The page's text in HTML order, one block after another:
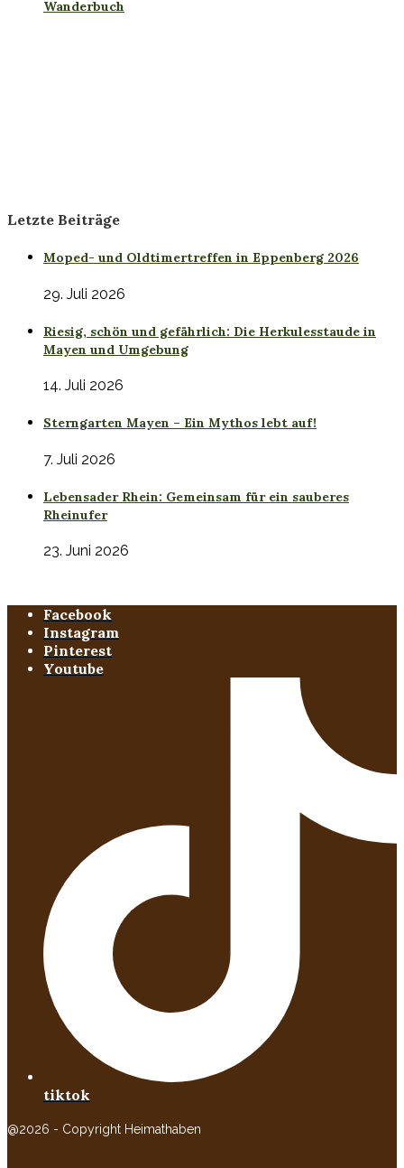
Wanderbuch
Letzte Beiträge
Moped- und Oldtimertreffen in Eppenberg 2026
29. Juli 2026
Riesig, schön und gefährlich: Die Herkulesstaude in
Mayen und Umgebung
14. Juli 2026
Sterngarten Mayen – Ein Mythos lebt auf!
7. Juli 2026
Lebensader Rhein: Gemeinsam für ein sauberes
Rheinufer
23. Juni 2026
Facebook
Instagram
Pinterest
Youtube
tiktok
@2026 - Copyright Heimathaben